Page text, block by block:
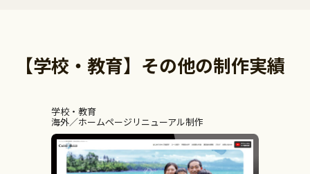
【学校・教育】その他の制作実績
学校・教育
海外 ホームページリニューアル制作